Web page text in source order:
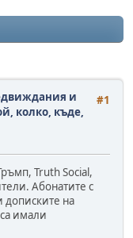
#1
и
колко, къде,
Truth Social,
Абонатите с
дописките на
имали